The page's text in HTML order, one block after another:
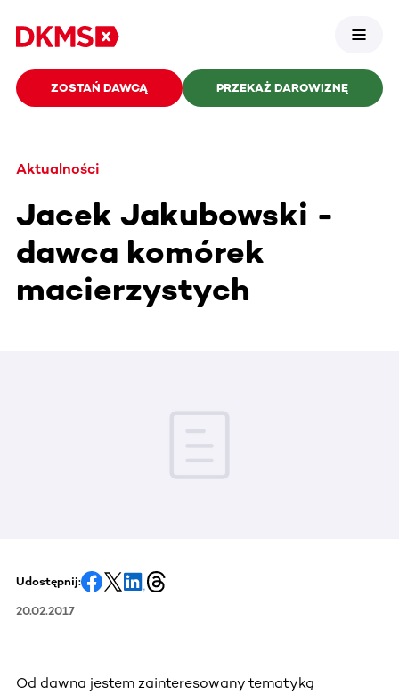
ZOSTAŃ DAWCĄ PRZEKAŻ DAROWIZNĘ
Aktualności
Jacek Jakubowski -
dawca komórek
macierzystych
Udostępnij:
20.02.2017
Od dawna jestem zainteresowany tematyką